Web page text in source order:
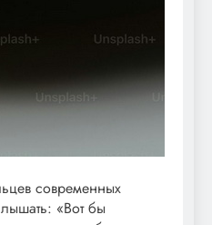
современных
«Вот бы